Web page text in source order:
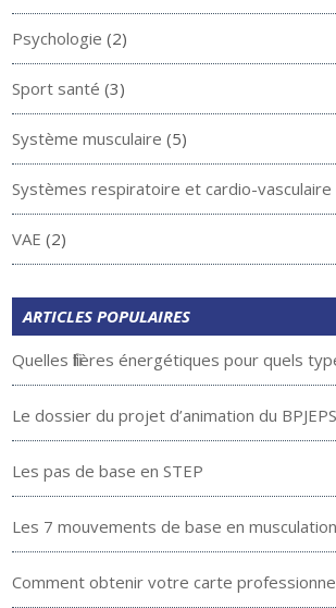
Psychologie (2)
Sport santé (3)
Système musculaire (5)
Systèmes respiratoire et cardio-vasculaire
VAE (2)
ARTICLES POPULAIRES
Quelles filières énergétiques pour quels
Le dossier du projet d’animation du BPJEPS
Les pas de base en STEP
Les 7 mouvements de base en musculation
Comment obtenir votre carte